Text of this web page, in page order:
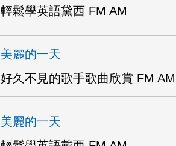
輕鬆學英語黛西 FM AM
美麗的一天
好久不見的歌手歌曲欣賞 FM AM
美麗的一天